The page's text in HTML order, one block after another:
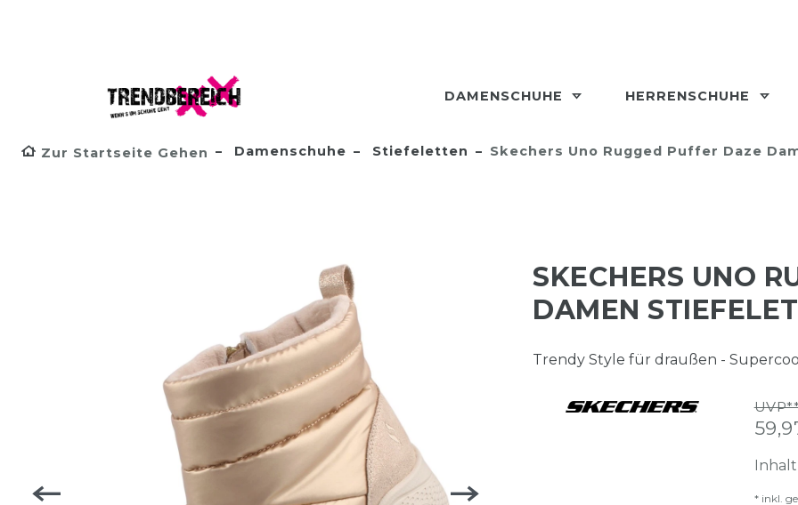
DAMENSCHUHE HERRENSCHUHE
Zur Startseite Gehen Damenschuhe Stiefeletten Skechers Uno Rugged Puffer Daze
SKECHERS UNO
DAMEN
Trendy Style für draußen -
Inhalt
* inkl.